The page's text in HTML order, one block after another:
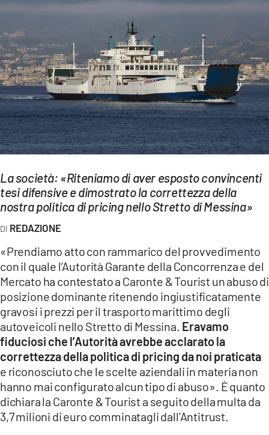
CULTURA
ECONOMIA E LAVORO
EVENTI
SPORT
Streaming
LAC NETWORK
LAC ONAIR
Network
LACPLAY.IT
LACTV.IT
LACONAIR.IT
LACITYMAG.IT
ILREGGINO.IT
COSENZACHANNEL.IT
La società: «Riteniamo di aver esposto convincenti
tesi difensive e dimostrato la correttezza della
nostra politica di pricing nello Stretto di Messina»
REDAZIONE
«Prendiamo atto con rammarico del provvedimento
con il quale l’Autorità Garante della Concorrenza e del
Mercato ha contestato a Caronte & Tourist un abuso di
posizione dominante ritenendo ingiustificatamente
gravosi i prezzi per il trasporto marittimo degli
autoveicoli nello Stretto di Messina. Eravamo
fiduciosi che l’Autorità avrebbe acclarato la
correttezza della politica di pricing da noi praticata
e riconosciuto che le scelte aziendali in materia non
hanno mai configurato alcun tipo di abuso». È quanto
dichiara la Caronte & Tourist a seguito della multa da
3,7 milioni di euro comminatagli dall’Antitrust.